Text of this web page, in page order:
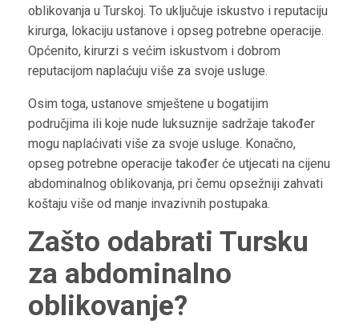
oblikovanja u Turskoj. To uključuje iskustvo i reputaciju
kirurga, lokaciju ustanove i opseg potrebne operacije.
Općenito, kirurzi s većim iskustvom i dobrom
reputacijom naplaćuju više za svoje usluge.
Osim toga, ustanove smještene u bogatijim
područjima ili koje nude luksuznije sadržaje također
mogu naplaćivati više za svoje usluge. Konačno,
opseg potrebne operacije također će utjecati na cijenu
abdominalnog oblikovanja, pri čemu opsežniji zahvati
koštaju više od manje invazivnih postupaka.
Zašto odabrati Tursku
za abdominalno
oblikovanje?